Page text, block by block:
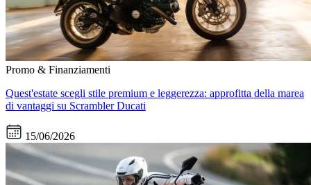
Promo & Finanziamenti
Quest'estate scegli stile premium e leggerezza: approfitta della marea
di vantaggi su Scrambler Ducati
15/06/2026